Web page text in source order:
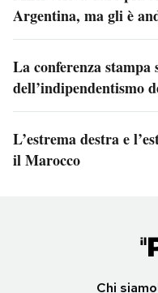
Argentina, ma gli è
La conferenza
dell’indipendentismo
L’estrema destra e
il Marocco
Chi siamo